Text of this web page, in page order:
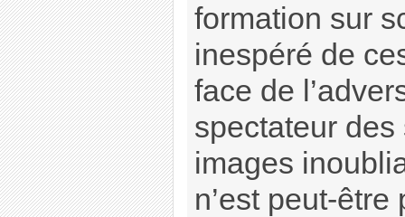
formation sur
inespéré de
face de
spectateur
images
n’est peut-